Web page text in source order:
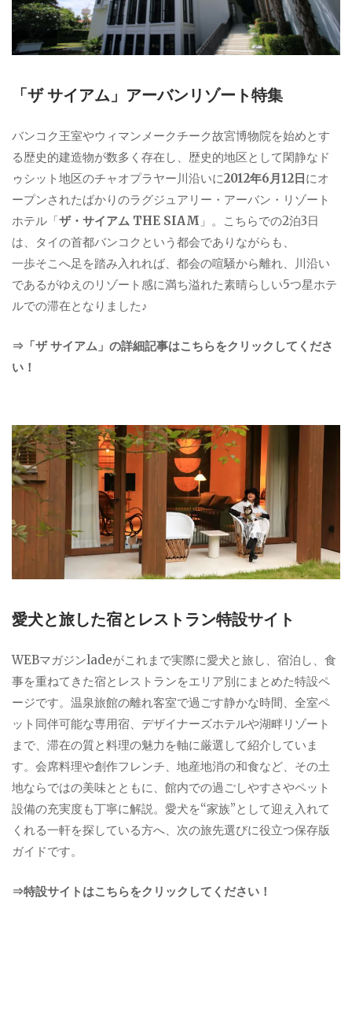
「ザ サイアム」アーバンリゾート特集
バンコク王室やウィマンメークチーク故宮博物院を始めとす
る歴史的建造物が数多く存在し、歴史的地区として閑静なド
ゥシット地区のチャオプラヤー川沿いに2012年6月12日にオ
ープンされたばかりのラグジュアリー・アーバン・リゾート
ホテル「ザ・サイアム THE SIAM 」。こちらでの2泊3日
は、タイの首都バンコクという都会でありながらも、
一歩そこへ足を踏み入れれば、都会の喧騒から離れ、川沿い
であるがゆえのリゾート感に満ち溢れた素晴らしい5つ星ホテ
ルでの滞在となりました♪
⇒「ザ サイアム」の詳細記事はこちらをクリックしてくださ
い！
愛犬と旅した宿とレストラン特設サイト
WEBマガジンladeがこれまで実際に愛犬と旅し、宿泊し、食
事を重ねてきた宿とレストランをエリア別にまとめた特設ペ
ージです。温泉旅館の離れ客室で過ごす静かな時間、全室ペ
ット同伴可能な専用宿、デザイナーズホテルや湖畔リゾート
まで、滞在の質と料理の魅力を軸に厳選して紹介していま
す。会席料理や創作フレンチ、地産地消の和食など、その土
地ならではの美味とともに、館内での過ごしやすさやペット
設備の充実度も丁寧に解説。愛犬を“家族”として迎え入れて
くれる一軒を探している方へ、次の旅先選びに役立つ保存版
ガイドです。
⇒特設サイトはこちらをクリックしてください！